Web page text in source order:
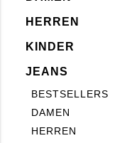
HERREN
KINDER
JEANS
BESTSELLERS
DAMEN
HERREN